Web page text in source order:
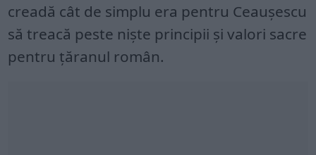
creadă cât de simplu era pentru Ceauşescu
să treacă peste nişte principii şi valori sacre
pentru ţăranul român.